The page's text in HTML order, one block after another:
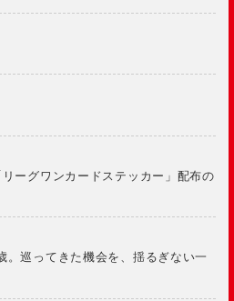
ーグワンカードステッカー」配布の
。巡ってきた機会を、揺るぎない一